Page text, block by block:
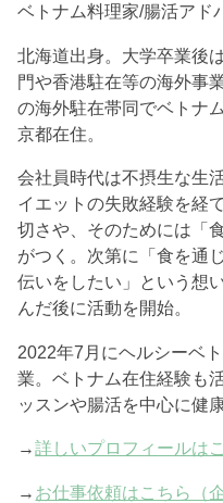
ベトナム料理家/腸活アド
北海道出身。大学卒業後
門や香港駐在等の海外事
の海外駐在帯同でベトナ
京都在住。
会社員時代は不摂生な生
イエットの失敗経験を経
切さや、そのためには「
がつく。次第に「食を通
伝いをしたい」という想
んだ後に活動を開始。
2022年7月にヘルシーベ
業。ベトナム在住経験も
ッスンや腸活を中心に健
→詳しいプロフィールは
→ お仕事依頼はこちら（